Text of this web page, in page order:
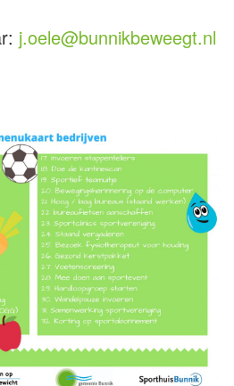
j.oele@bunnikbeweegt.nl